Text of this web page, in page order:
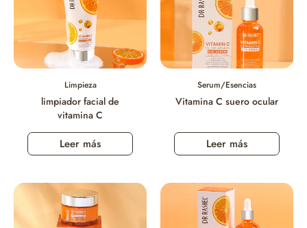
Limpieza
limpiador facial de
vitamina C
Leer más
Serum/Esencias
Vitamina C suero ocular
Leer más